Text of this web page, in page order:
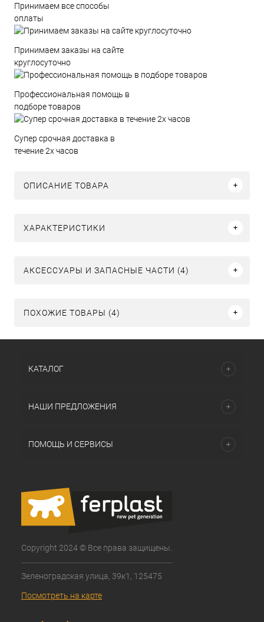
Принимаем все способы
оплаты
Принимаем заказы на сайте
круглосуточно
Профессиональная помощь в
подборе товаров
Супер срочная доставка в
течение 2х часов
ОПИСАНИЕ ТОВАРА
ХАРАКТЕРИСТИКИ
АКСЕССУАРЫ И ЗАПАСНЫЕ ЧАСТИ (4)
ПОХОЖИЕ ТОВАРЫ (4)
КАТАЛОГ
НАШИ ПРЕДЛОЖЕНИЯ
ПОМОЩЬ И СЕРВИСЫ
Copyright 2024 © Все права защищены.
Зеленоградская улица, 39к1, 125475
Посмотреть на карте